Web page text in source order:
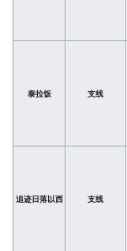
泰拉饭 支线
追迹日落以西 支线